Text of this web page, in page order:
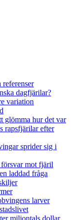
dagfjärilar?
variation
glömma hur det var
rapsfjärilar efter
sprider sig i
mot fjäril
laddad fråga
larver
miljontals dollar